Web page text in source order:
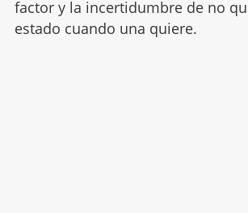
factor y la incertidumbre de no
estado cuando una quiere.